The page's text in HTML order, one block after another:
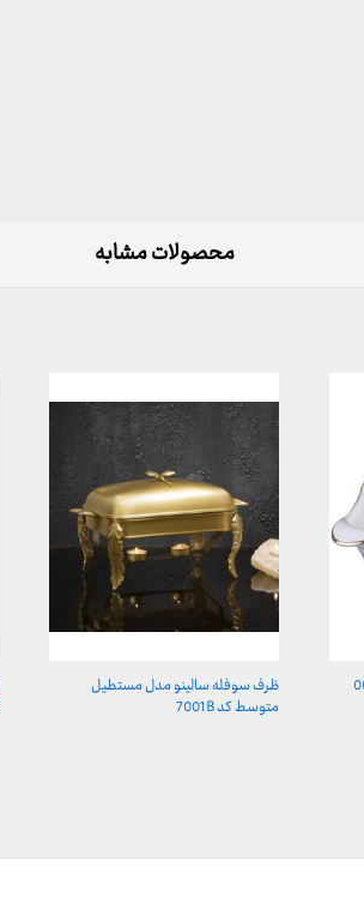
محصولات مشابه
ظرف سوفله سالینو مدل مستطیل
متوسط کد 7001B